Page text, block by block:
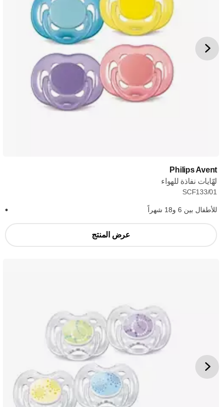
Philips Avent
لهّايات نفاذة للهواء
SCF133/01
للأطفال بين 6 و18 شهراً
عرض المنتج